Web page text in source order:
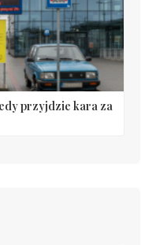
przyjdzie kara za